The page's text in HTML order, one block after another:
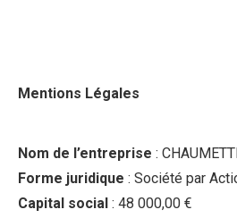
Mentions Légales
Nom de l’entreprise :
Forme juridique : Société par
Capital social : 48 000,00 €